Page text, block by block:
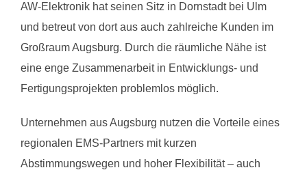
AW-Elektronik hat seinen Sitz in Dornstadt bei Ulm
und betreut von dort aus auch zahlreiche Kunden im
Großraum Augsburg. Durch die räumliche Nähe ist
eine enge Zusammenarbeit in Entwicklungs- und
Fertigungsprojekten problemlos möglich.
Unternehmen aus Augsburg nutzen die Vorteile eines
regionalen EMS-Partners mit kurzen
Abstimmungswegen und hoher Flexibilität – auch